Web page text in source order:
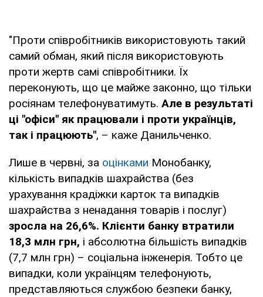
"Проти співробітників використовують такий
самий обман, який після використовують
проти жертв самі співробітники. Їх
переконують, що це майже законно, що тільки
росіянам телефонуватимуть. Але в результаті
ці "офіси" як працювали і проти українців,
так і працюють", – каже Данильченко.
Лише в червні, за оцінками Монобанку,
кількість випадків шахрайства (без
урахування крадіжки карток та випадків
шахрайства з ненадання товарів і послуг)
зросла на 26,6%. Клієнти банку втратили
18,3 млн грн, і абсолютна більшість випадків
(7,7 млн грн) – соціальна інженерія. Тобто це
випадки, коли українцям телефонують,
представляються службою безпеки банку,